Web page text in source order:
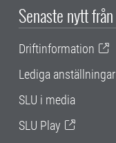
Senaste nytt från
Driftinformation
Lediga anställningar
SLU i media
SLU Play